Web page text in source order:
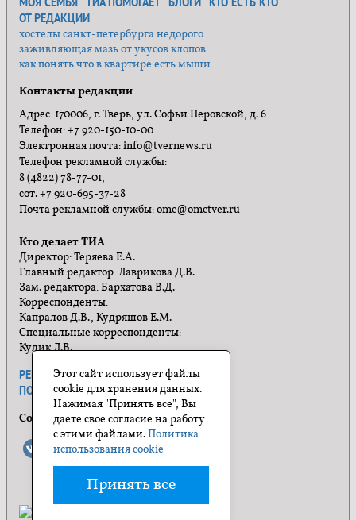
ОТ РЕДАКЦИИ
хостелы санкт-петербурга недорого
заживляющая мазь от укусов клопов
как понять что в квартире есть мыши
Контакты редакции
Адрес: 170006, г. Тверь, ул. Софьи Перовской, д. 6
Телефон: +7 920-150-10-00
Электронная почта: info@tvernews.ru
Телефон рекламной службы:
8 (4822) 78-77-01,
сот. +7 920-695-37-28
Почта рекламной службы: omc@omctver.ru
Кто делает ТИА
Директор: Теряева Е.А.
Главный редактор: Лаврикова Д.В.
Зам. редактора: Бархатова В.Д.
Корреспонденты:
Капралов Д.В., Кудряшов Е.М.
Специальные корреспонденты:
Кулик Л.В.
РЕКЛАМА ПРАВИЛА САЙТА
ПОЛИТИКА КОНФИДЕНЦИАЛЬНОСТИ
Социальные сети
Этот сайт использует файлы
cookie для хранения данных.
Нажимая "Принять все", Вы
даете свое согласие на работу
с этими файлами.Политика
использования cookie
Принять все